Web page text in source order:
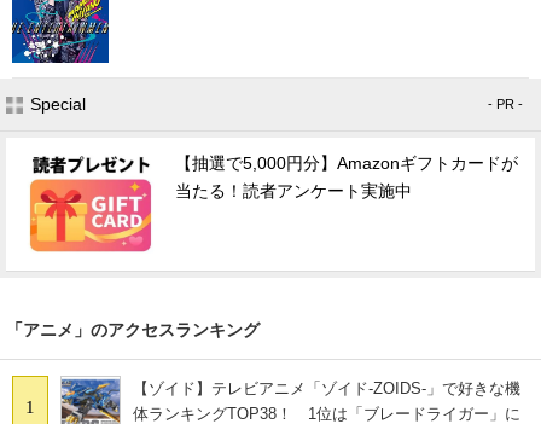
Special - PR -
【抽選で5,000円分】Amazonギフトカードが
当たる！読者アンケート実施中
「アニメ」のアクセスランキング
1
【ゾイド】テレビアニメ「ゾイド-ZOIDS-」で好きな機
体ランキングTOP38！ 1位は「ブレードライガー」に